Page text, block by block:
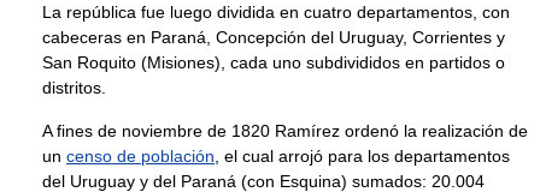
La república fue luego dividida en cuatro departamentos, con
cabeceras en Paraná, Concepción del Uruguay, Corrientes y
San Roquito (Misiones), cada uno subdivididos en partidos o
distritos.
A fines de noviembre de 1820 Ramírez ordenó la realización de
un censo de población , el cual arrojó para los departamentos
del Uruguay y del Paraná (con Esquina) sumados: 20.004